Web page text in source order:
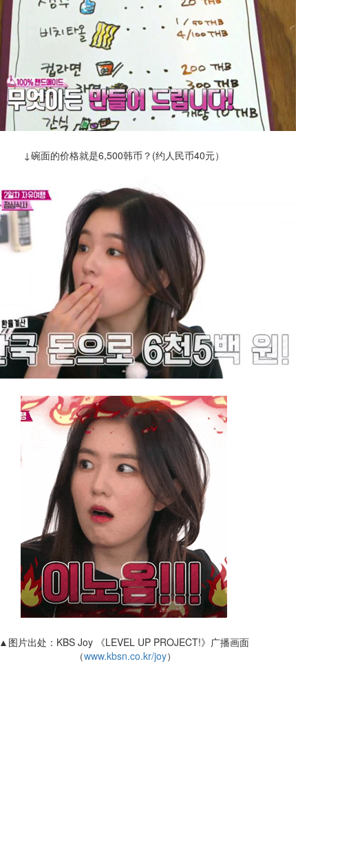
↓碗面的价格就是6,500韩币？(约人民币40元）
▲图片出处：KBS Joy 《LEVEL UP PROJECT!》广播画面
（www.kbsn.co.kr/joy）